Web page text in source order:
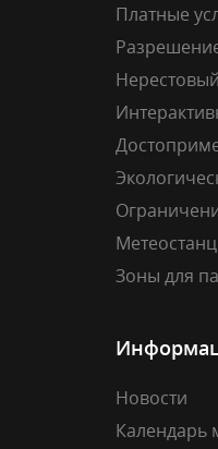
Платные
Зоны для
Новости
Календарь